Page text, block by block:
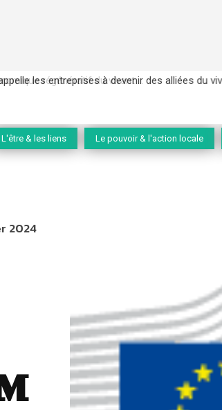
les entreprises à devenir des alliées du
L'être & les liens Le pouvoir & l'action locale
2024